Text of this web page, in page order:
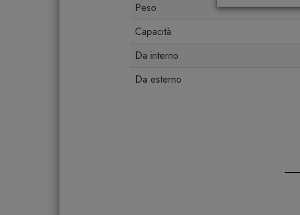
Peso
Capacità
Da interno
Da esterno